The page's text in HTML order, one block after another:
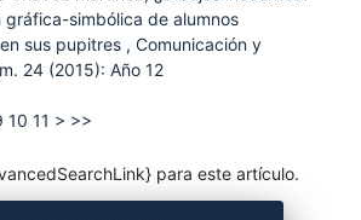
gráfica-simbólica de alumnos
sus pupitres , Comunicación y
24 (2015): Año 12
10 11 > >>
para este artículo.